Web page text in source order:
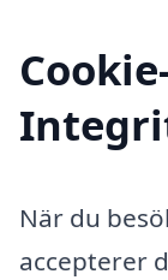
När du
accepterer